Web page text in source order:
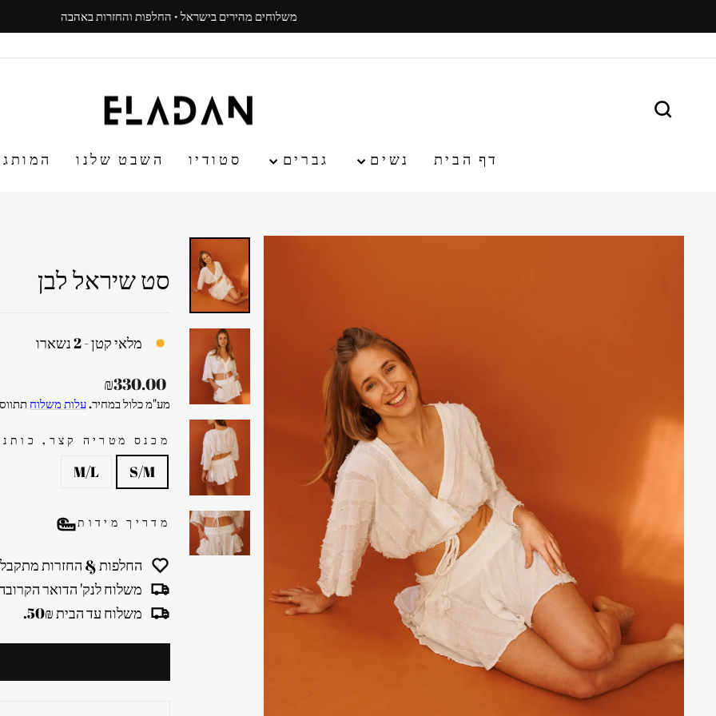
לתוכן
עצור
ניגון
משלוחים מהירים בישראל · החלפות והחזרות באהבה
דף הבית נשים גברים סטודיו השבט שלנו המותג
סט שיראל לבן
מלאי קטן - 2 נשארו
מחיר
רגיל
₪330.00
מע"מ כלול במחיר.עלות משלוח
מכנס מטריה קצר,
S/M
M/L
מדריך מידות
החלפות & החזרות
משלוח לנק' הדואר הקרובה
משלוח עד הבית 50₪.